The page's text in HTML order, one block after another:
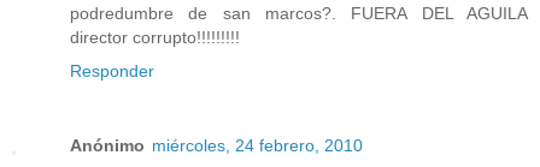
podredumbre de san marcos?. FUERA DEL AGUILA
director corrupto!!!!!!!!!
Responder
Anónimo miércoles, 24 febrero, 2010